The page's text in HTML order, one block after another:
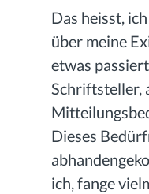
Das heisst,
über meine
etwas
Schriftsteller,
Dieses
ich, fange